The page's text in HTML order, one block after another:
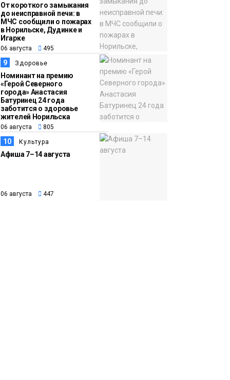
От короткого замыкания
до неисправной печи: в
МЧС сообщили о пожарах
в Норильске, Дудинке и
Игарке
06 августа 495
9 Здоровье
Номинант на премию
«Герой Северного
города» Анастасия
Батуринец 24 года
заботится о здоровье
жителей Норильска
06 августа 805
10 Культура
Афиша 7–14 августа
06 августа 447